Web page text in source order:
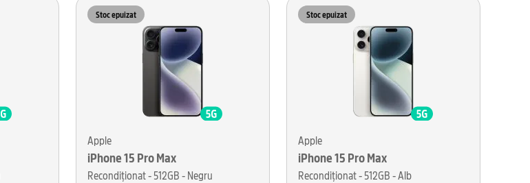
Stoc epuizat
Apple
iPhone 15 Pro Max
Recondiționat - 512GB - Negru
Stoc epuizat
Apple
iPhone 15 Pro Max
Recondiționat - 512GB - Alb